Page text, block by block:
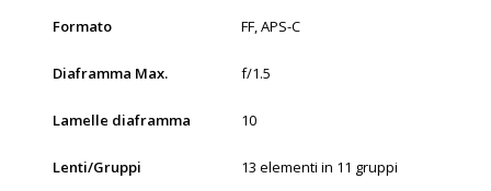
Formato FF, APS-C
Diaframma Max. f/1.5
Lamelle diaframma 10
Lenti/Gruppi 13 elementi in 11 gruppi